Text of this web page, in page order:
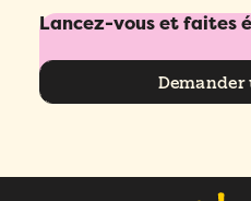
Lancez-vous et faites
Demander